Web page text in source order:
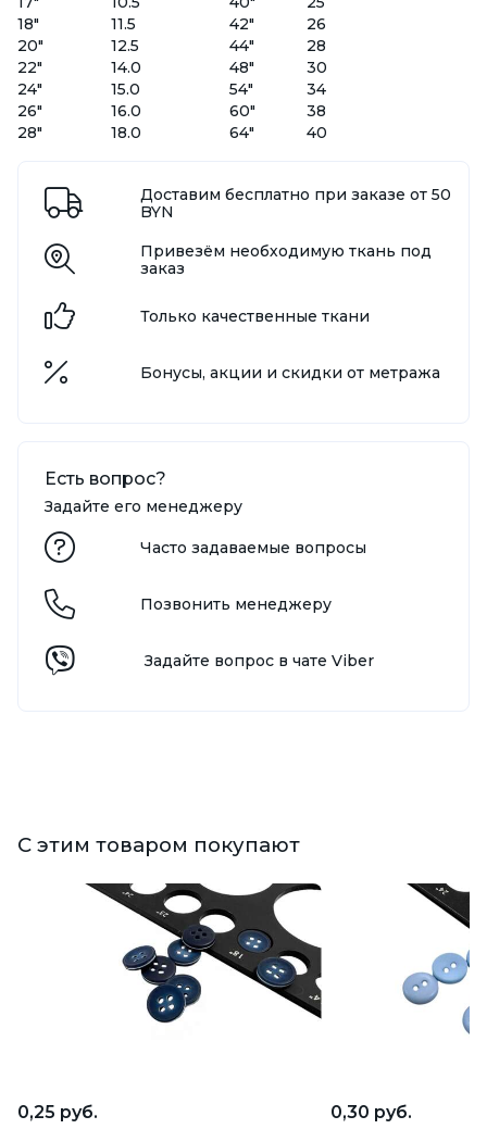
18"
11.5 42"
26
20"
12.5 44"
28
22"
14.0 48"
30
24"
15.0 54"
34
26"
16.0 60"
38
28"
18.0 64" 40
Доставим бесплатно при заказе от 50
BYN
Привезём необходимую ткань под
заказ
Только качественные ткани
Бонусы, акции и скидки от метража
Есть вопрос?
Задайте его менеджеру
Часто задаваемые вопросы
Позвонить менеджеру
Задайте вопрос в чате Viber
С этим товаром покупают
0,25 руб. 0,30 руб.